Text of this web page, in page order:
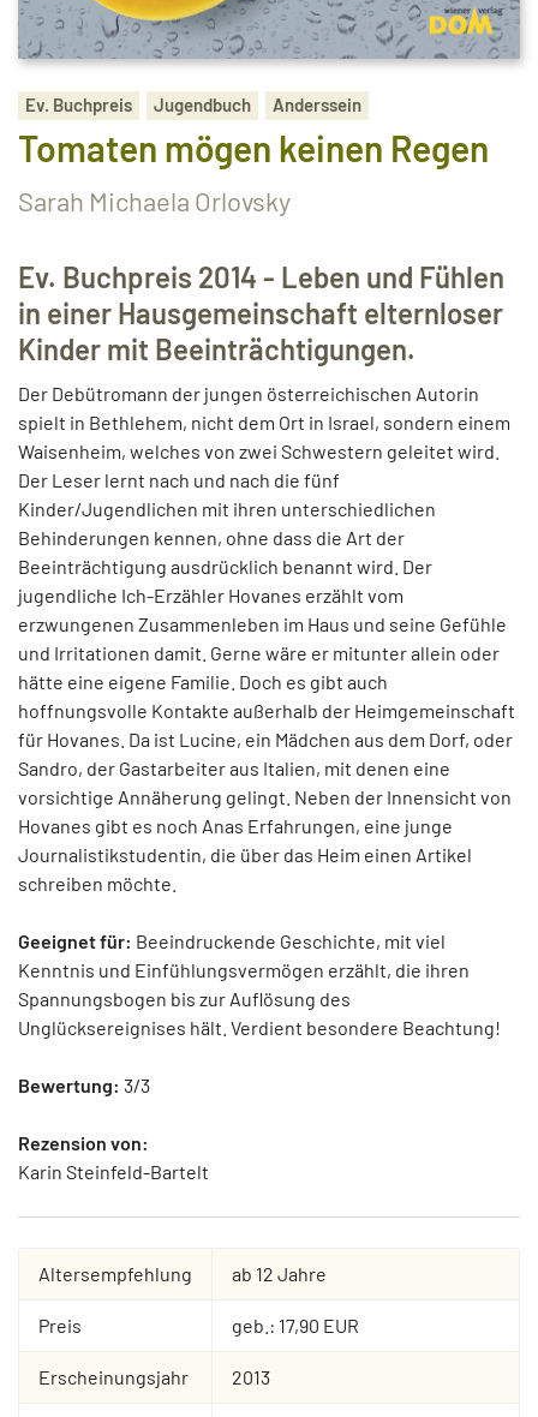
Ev. Buchpreis Jugendbuch Anderssein
Tomaten mögen keinen Regen
Sarah Michaela Orlovsky
Ev. Buchpreis 2014 - Leben und Fühlen
in einer Hausgemeinschaft elternloser
Kinder mit Beeinträchtigungen.
Der Debütromann der jungen österreichischen Autorin
spielt in Bethlehem, nicht dem Ort in Israel, sondern einem
Waisenheim, welches von zwei Schwestern geleitet wird.
Der Leser lernt nach und nach die fünf
Kinder/Jugendlichen mit ihren unterschiedlichen
Behinderungen kennen, ohne dass die Art der
Beeinträchtigung ausdrücklich benannt wird. Der
jugendliche Ich-Erzähler Hovanes erzählt vom
erzwungenen Zusammenleben im Haus und seine Gefühle
und Irritationen damit. Gerne wäre er mitunter allein oder
hätte eine eigene Familie. Doch es gibt auch
hoffnungsvolle Kontakte außerhalb der Heimgemeinschaft
für Hovanes. Da ist Lucine, ein Mädchen aus dem Dorf, oder
Sandro, der Gastarbeiter aus Italien, mit denen eine
vorsichtige Annäherung gelingt. Neben der Innensicht von
Hovanes gibt es noch Anas Erfahrungen, eine junge
Journalistikstudentin, die über das Heim einen Artikel
schreiben möchte.
Geeignet für: Beeindruckende Geschichte, mit viel
Kenntnis und Einfühlungsvermögen erzählt, die ihren
Spannungsbogen bis zur Auflösung des
Unglücksereignises hält. Verdient besondere Beachtung!
Bewertung: 3/3
Rezension von:
Karin Steinfeld-Bartelt
Altersempfehlung ab 12 Jahre
Preis geb.: 17,90 EUR
Erscheinungsjahr 2013